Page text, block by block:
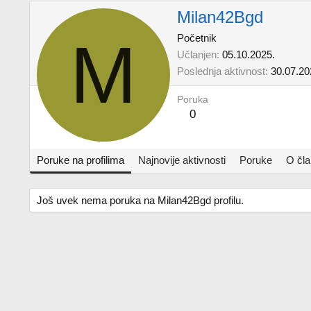
M
Milan42Bgd
Početnik
Učlanjen 05.10.2025.
Poslednja aktivnost
Poruka
0
Poruke na profilima Najnovije aktivnosti Poruke O
Još uvek nema poruka na Milan42Bgd profilu.